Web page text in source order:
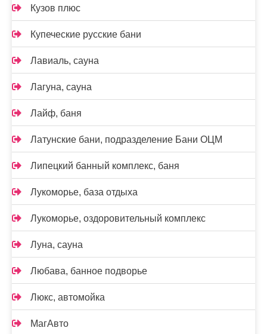
Кузов плюс
Купеческие русские бани
Лавиаль, сауна
Лагуна, сауна
Лайф, баня
Латунские бани, подразделение Бани ОЦМ
Липецкий банный комплекс, баня
Лукоморье, база отдыха
Лукоморье, оздоровительный комплекс
Луна, сауна
Любава, банное подворье
Люкс, автомойка
МагАвто